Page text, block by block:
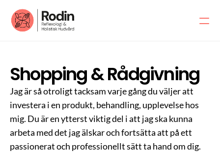
Om salongen
Varumärken
Mina vänner
Inspiration
Shopping & Rådgivning
Jag är så otroligt tacksam varje gång du väljer att
investera i en produkt, behandling, upplevelse hos
mig. Du är en ytterst viktig del i att jag ska kunna
arbeta med det jag älskar och fortsätta att på ett
passionerat och professionellt sätt ta hand om dig.